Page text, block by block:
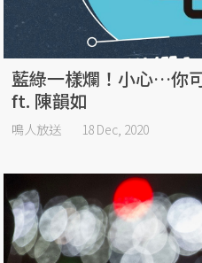
藍綠一樣爛！小心…你
ft. 陳韻如
鳴人放送 18 Dec, 2020